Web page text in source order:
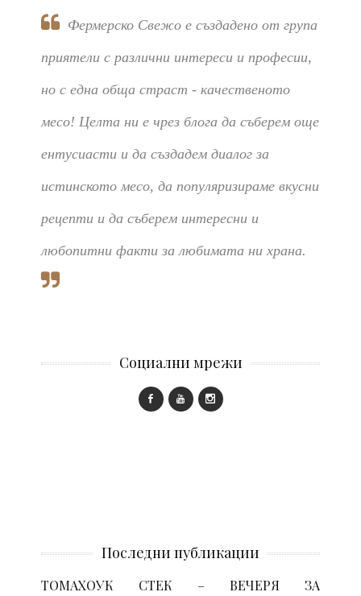
Фермерско Свежо е създадено от група
приятели с различни интереси и професии,
но с една обща страст - качественото
месо! Целта ни е чрез блога да съберем още
ентусиасти и да създадем диалог за
истинското месо, да популяризираме вкусни
рецепти и да съберем интересни и
любопитни факти за любимата ни храна.
Социални мрежи
Последни публикации
ТОМАХОУК СТЕК – ВЕЧЕРЯ ЗА